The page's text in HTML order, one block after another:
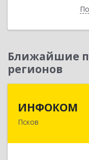
Ближайшие
регионов
ИНФОКОМ
Псков180000,